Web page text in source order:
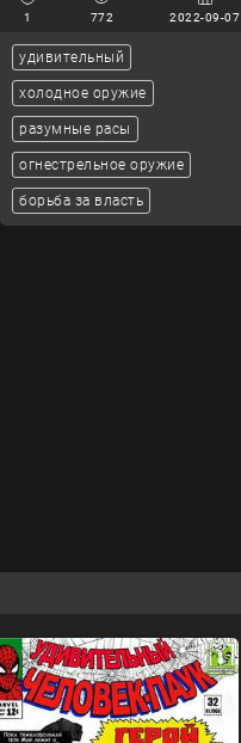
1 772 2022-09-07
удивительный
холодное оружие
разумные расы
огнестрельное оружие
борьба за власть